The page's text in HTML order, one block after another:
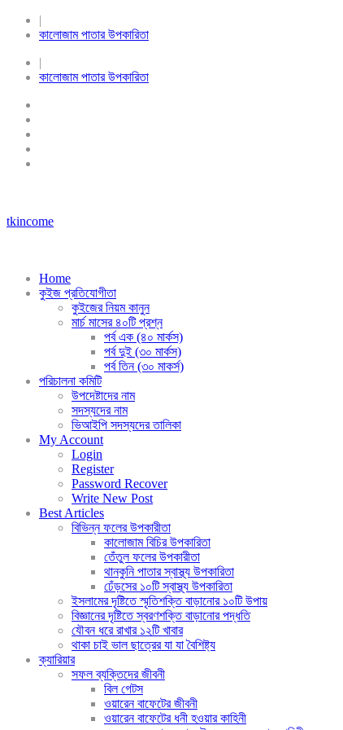
|
কালোজাম পাতার উপকারিতা
|
কালোজাম পাতার উপকারিতা
tkincome
Home
কুইজ প্রতিযোগীতা
কুইজের নিয়ম কানুন
মার্চ মাসের ৪০টি প্রশ্ন
পর্ব এক (৪০ মার্কস)
পর্ব দুই (৩০ মার্কস)
পর্ব তিন (৩০ মাকর্স)
পরিচালনা কমিটি
উপদেষ্টাদের নাম
সদস্যদের নাম
ভিআইপি সদস্যদের তালিকা
My Account
Login
Register
Password Recover
Write New Post
Best Articles
বিভিন্ন ফলের উপকারীতা
কালোজাম বিচির উপকারিতা
তেঁতুল ফলের উপকারীতা
থানকুনি পাতার স্বাস্থ্য উপকারিতা
ঢেঁড়সের ১০টি স্বাস্থ্য উপকারিতা
ইসলামের দৃষ্টিতে স্মৃতিশক্তি বাড়ানোর ১০টি উপায়
বিজ্ঞানের দৃষ্টিতে স্বরণশক্তি বাড়ানোর পদ্ধতি
যৌবন ধরে রাখার ১২টি খাবার
থাকা চাই ভাল ছাত্রের যা যা বৈশিষ্ট্য
ক্যারিয়ার
সফল ব্যক্তিদের জীবনী
বিল গেটস
ওয়ারেন বাফেটের জীবনী
ওয়ারেন বাফেটের ধনী হওয়ার কাহিনী